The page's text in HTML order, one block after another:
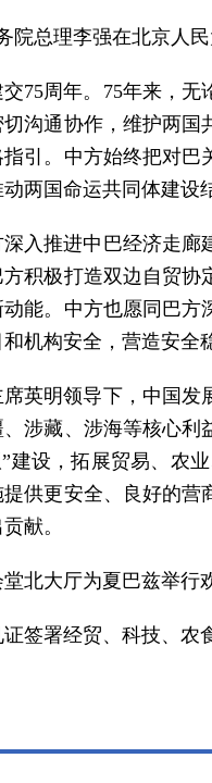
院总理李强在北京人
75周年。75年来，
沟通协作，维护两
引。中方始终把对
两国命运共同体建设
入推进中巴经济走
积极打造双边自贸
能。中方也愿同巴
机构安全，营造安全
英明领导下，中国
涉藏、涉海等核心
建设，拓展贸易、农
供更安全、良好的
献。
北大厅为夏巴兹举行
签署经贸、科技、农